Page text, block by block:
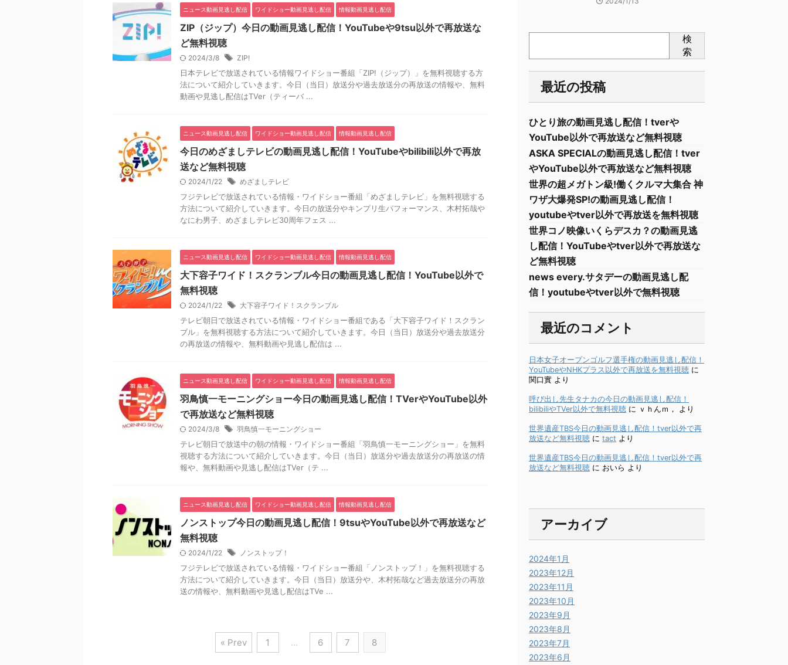
ニュース動画見逃し配信 ワイドショー動画見逃し配信 情報動画見逃し配信
ZIP（ジップ）今日の動画見逃し配信！YouTubeや9tsu以外で再放送な
ど無料視聴
2024/3/8 ZIP!
日本テレビで放送されている情報ワイドショー番組「ZIP!（ジップ）」を無料視聴する方
法について紹介していきます。今日（当日）放送分や過去放送分の再放送の情報や、無料
動画や見逃し配信はTVer（ティーバ ...
ニュース動画見逃し配信 ワイドショー動画見逃し配信 情報動画見逃し配信
今日のめざましテレビの動画見逃し配信！YouTubeやbilibili以外で再放
送など無料視聴
2024/1/22 めざましテレビ
フジテレビで放送されている情報・ワイドショー番組「めざましテレビ」を無料視聴する
方法について紹介していきます。今日の放送分やキンプリ生パフォーマンス、木村拓哉や
なにわ男子、めざましテレビ30周年フェス ...
ニュース動画見逃し配信 ワイドショー動画見逃し配信 情報動画見逃し配信
大下容子ワイド！スクランブル今日の動画見逃し配信！YouTube以外で
無料視聴
2024/1/22 大下容子ワイド！スクランブル
テレビ朝日で放送されている情報・ワイドショー番組である「大下容子ワイド！スクラン
ブル」を無料視聴する方法について紹介していきます。今日（当日）放送分や過去放送分
の再放送の情報や、無料動画や見逃し配信は ...
ニュース動画見逃し配信 ワイドショー動画見逃し配信 情報動画見逃し配信
羽鳥慎一モーニングショー今日の動画見逃し配信！TVerやYouTube以外
で再放送など無料視聴
2024/3/8 羽鳥慎一モーニングショー
テレビ朝日で放送中の朝の情報・ワイドショー番組「羽鳥慎一モーニングショー」を無料
視聴する方法について紹介していきます。今日（当日）放送分や過去放送分の再放送の情
報や、無料動画や見逃し配信はTVer（テ ...
ニュース動画見逃し配信 ワイドショー動画見逃し配信 情報動画見逃し配信
ノンストップ今日の動画見逃し配信！9tsuやYouTube以外で再放送など
無料視聴
2024/1/22 ノンストップ！
フジテレビで放送されている情報・ワイドショー番組「ノンストップ！」を無料視聴する
方法について紹介していきます。今日（当日）放送分や、木村拓哉など過去放送分の再放
送の情報や、無料動画や見逃し配信はTVe ...
« Prev 1 … 6 7 8
検
索
最近の投稿
ひとり旅の動画見逃し配信！tverや
YouTube以外で再放送など無料視聴
ASKA SPECIALの動画見逃し配信！tver
やYouTube以外で再放送など無料視聴
世界の超メガトン級!働くクルマ大集合 神
ワザ大爆発SP!の動画見逃し配信！
youtubeやtver以外で再放送を無料視聴
世界コノ映像いくらデスカ？の動画見逃
し配信！YouTubeやtver以外で再放送な
ど無料視聴
news every.サタデーの動画見逃し配
信！youtubeやtver以外で無料視聴
最近のコメント
日本女子オープンゴルフ選手権の動画見逃し配信！
YouTubeやNHKプラス以外で再放送を無料視聴 に
関口實 より
呼び出し先生タナカの今日の動画見逃し配信！
bilibiliやTVer以外で無料視聴 に ｖｈんｍ， より
世界遺産TBS今日の動画見逃し配信！tver以外で再
放送など無料視聴 に tact より
世界遺産TBS今日の動画見逃し配信！tver以外で再
放送など無料視聴 に おいら より
アーカイブ
2024年1月
2023年12月
2023年11月
2023年10月
2023年9月
2023年8月
2023年7月
2023年6月